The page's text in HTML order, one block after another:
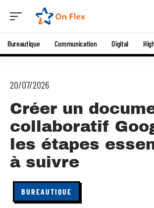
Bureautique Communication Digital
20/07/2026
Créer un
collaboratif
les étapes
à suivre
BUREAUTIQUE